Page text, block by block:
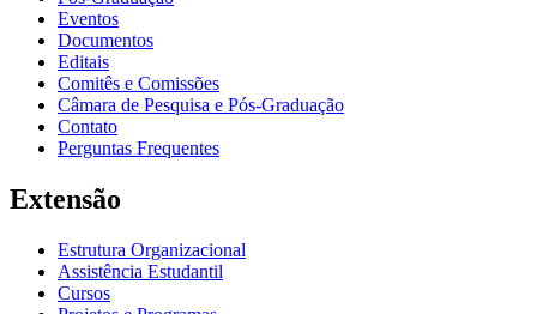
Eventos
Documentos
Editais
Comitês e Comissões
Câmara de Pesquisa e Pós-Graduação
Contato
Perguntas Frequentes
Extensão
Estrutura Organizacional
Assistência Estudantil
Cursos